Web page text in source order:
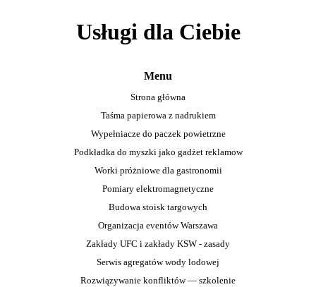
Usługi dla Ciebie
Menu
Strona główna
Taśma papierowa z nadrukiem
Wypełniacze do paczek powietrzne
Podkładka do myszki jako gadżet reklamow
Worki próżniowe dla gastronomii
Pomiary elektromagnetyczne
Budowa stoisk targowych
Organizacja eventów Warszawa
Zakłady UFC i zakłady KSW - zasady
Serwis agregatów wody lodowej
Rozwiązywanie konfliktów — szkolenie